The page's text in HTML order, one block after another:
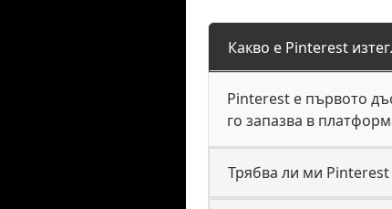
Какво е Pinterest
Pinterest е първото
го запазва в
Трябва ли ми Pinterest